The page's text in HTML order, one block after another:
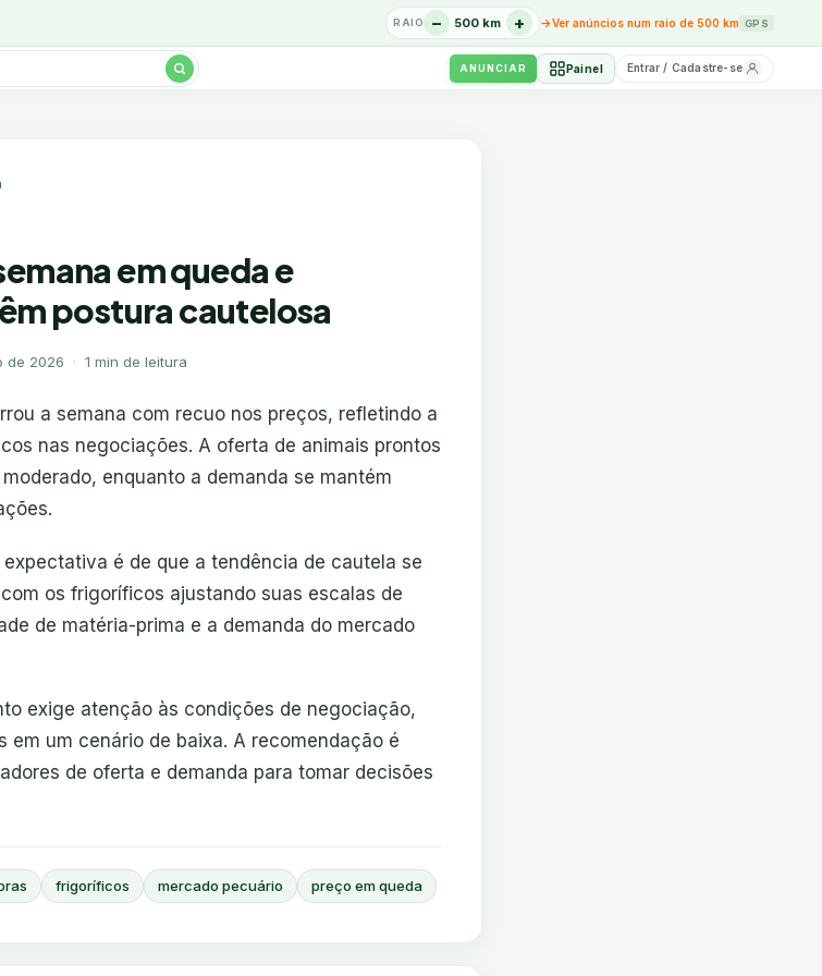
RAIO − 500 km + →Ver anúncios num raio de 500 km GPS
ANUNCIAR Painel Entrar / Cadastre-se
em queda e
postura cautelosa
de 2026 · 1 min de leitura
a semana com recuo nos preços, refletindo a
nas negociações. A oferta de animais prontos
enquanto a demanda se mantém
é de que a tendência de cautela se
os frigoríficos ajustando suas escalas de
de matéria-prima e a demanda do mercado
exige atenção às condições de negociação,
em um cenário de baixa. A recomendação é
de oferta e demanda para tomar decisões
frigoríficos mercado pecuário preço em queda